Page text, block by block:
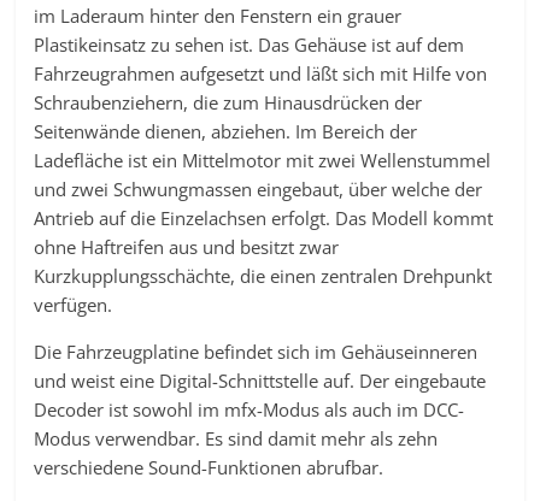
im Laderaum hinter den Fenstern ein grauer
Plastikeinsatz zu sehen ist. Das Gehäuse ist auf dem
Fahrzeugrahmen aufgesetzt und läßt sich mit Hilfe von
Schraubenziehern, die zum Hinausdrücken der
Seitenwände dienen, abziehen. Im Bereich der
Ladefläche ist ein Mittelmotor mit zwei Wellenstummel
und zwei Schwungmassen eingebaut, über welche der
Antrieb auf die Einzelachsen erfolgt. Das Modell kommt
ohne Haftreifen aus und besitzt zwar
Kurzkupplungsschächte, die einen zentralen Drehpunkt
verfügen.
Die Fahrzeugplatine befindet sich im Gehäuseinneren
und weist eine Digital-Schnittstelle auf. Der eingebaute
Decoder ist sowohl im mfx-Modus als auch im DCC-
Modus verwendbar. Es sind damit mehr als zehn
verschiedene Sound-Funktionen abrufbar.